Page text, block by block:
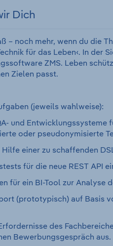
Dich
– noch mehr, wenn du die
für das Leben‹. In
ZMS. Leben
Zielen passt.
(jeweils wahlweise):
und Entwicklungssysteme
oder pseudonymisierte
Hilfe einer zu schaffenden
für die neue REST API
für ein BI-Tool zur Analyse
(prototypisch) auf Basis
des
Bewerbungsgespräch aus.